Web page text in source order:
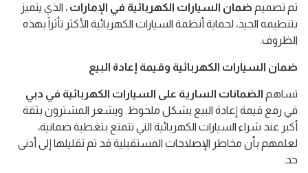
تم تصميم ضمان السيارات الكهربائية في الإمارات ، الذي يتميز
بتنظيمه الجيد، لحماية أنظمة السيارات الكهربائية الأكثر تأثراً بهذه
الظروف.
ضمان السيارات الكهربائية وقيمة إعادة البيع
تساهم الضمانات السارية على السيارات الكهربائية في دبي
في رفع قيمة إعادة البيع بشكل ملحوظ. ويشعر المشترون بثقة
أكبر عند شراء السيارات الكهربائية التي تتمتع بتغطية ضمانية،
لعلمهم بأن مخاطر الإصلاحات المستقبلية قد تم تقليلها إلى أدنى
حد.